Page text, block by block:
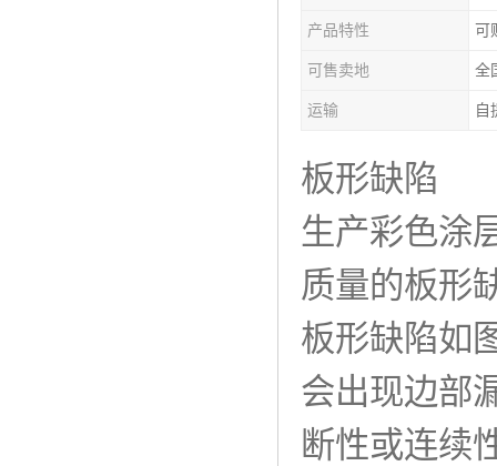
产品特性 可
可售卖地 全
运输 自
板形缺陷
生产彩色涂
质量的板形
板形缺陷如
会出现边部
断性或连续